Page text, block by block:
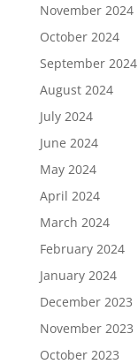
November 2024
October 2024
September 2024
August 2024
July 2024
June 2024
May 2024
April 2024
March 2024
February 2024
January 2024
December 2023
November 2023
October 2023